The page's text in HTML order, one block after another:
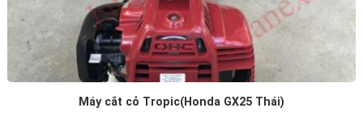
Máy cắt cỏ Tropic(Honda GX25 Thái)